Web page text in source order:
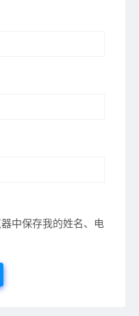
中保存我的姓名、电